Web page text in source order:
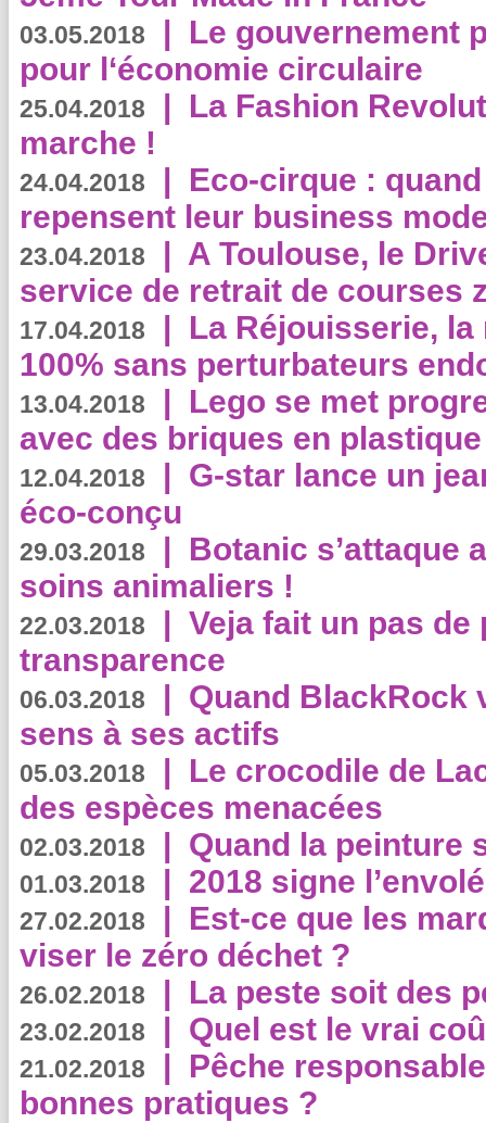
03.05.2018 | Le gouvernement
pour l‘économie circulaire
25.04.2018 | La Fashion
marche !
24.04.2018 | Eco-cirque :
repensent leur business
23.04.2018 | A Toulouse, le
service de retrait de courses
17.04.2018 | La Réjouisserie,
100% sans perturbateurs
13.04.2018 | Lego se met
avec des briques en
12.04.2018 | G-star lance un
éco-conçu
29.03.2018 | Botanic s’attaque
soins animaliers !
22.03.2018 | Veja fait un pas de
transparence
06.03.2018 | Quand BlackRock
sens à ses actifs
05.03.2018 | Le crocodile de
des espèces menacées
02.03.2018 | Quand la peinture
01.03.2018 | 2018 signe
27.02.2018 | Est-ce que les
viser le zéro déchet ?
26.02.2018 | La peste soit des
23.02.2018 | Quel est le vrai
21.02.2018 | Pêche
bonnes pratiques ?